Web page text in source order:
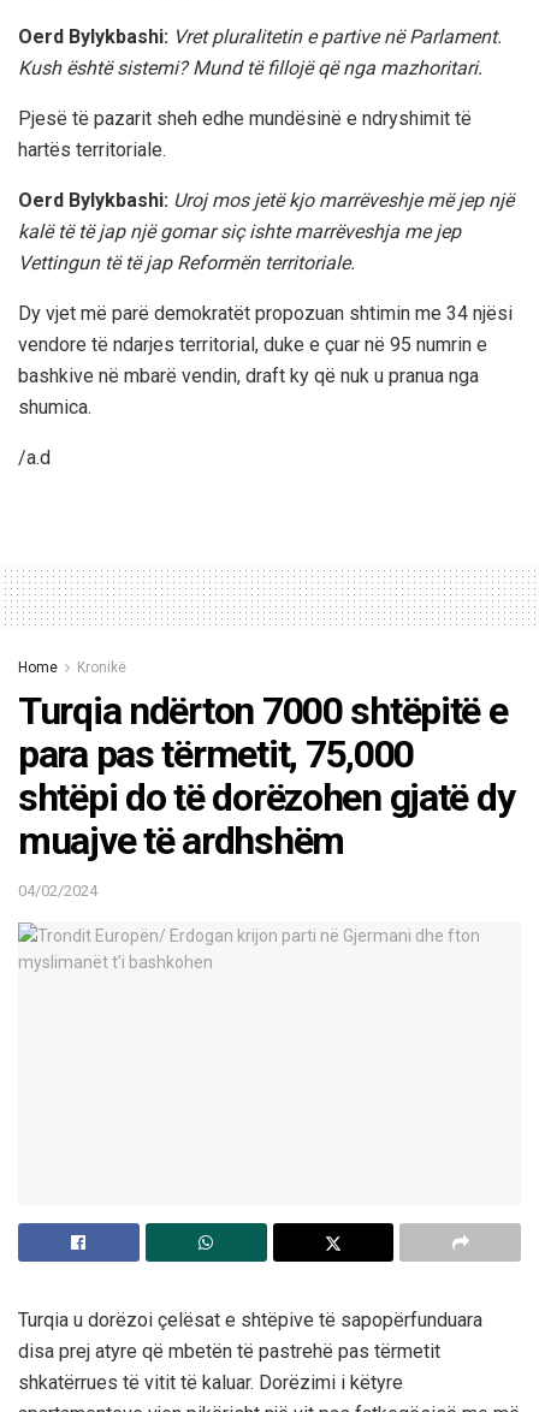
Oerd Bylykbashi: Vret pluralitetin e partive në Parlament.
Kush është sistemi? Mund të fillojë që nga mazhoritari.
Pjesë të pazarit sheh edhe mundësinë e ndryshimit të
hartës territoriale.
Oerd Bylykbashi: Uroj mos jetë kjo marrëveshje më jep një
kalë të të jap një gomar siç ishte marrëveshja me jep
Vettingun të të jap Reformën territoriale.
Dy vjet më parë demokratët propozuan shtimin me 34 njësi
vendore të ndarjes territorial, duke e çuar në 95 numrin e
bashkive në mbarë vendin, draft ky që nuk u pranua nga
shumica.
/a.d
Home Kronikë
Turqia ndërton 7000 shtëpitë e
para pas tërmetit, 75,000
shtëpi do të dorëzohen gjatë dy
muajve të ardhshëm
04/02/2024
Turqia u dorëzoi çelësat e shtëpive të sapopërfunduara
disa prej atyre që mbetën të pastrehë pas tërmetit
shkatërrues të vitit të kaluar. Dorëzimi i këtyre